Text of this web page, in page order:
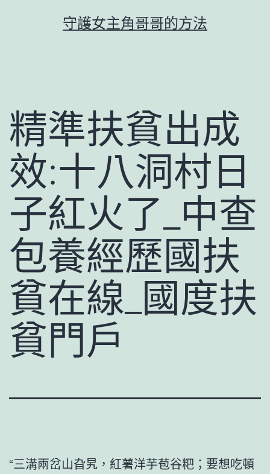
容
守護女主角哥哥的方法
精準扶貧出成
效:十八洞村日
子紅火了_中查
包養經歷國扶
貧在線_國度扶
貧門戶
“三溝兩岔山旮旯，紅薯洋芋苞谷粑；要想吃頓